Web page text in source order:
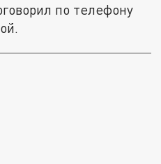
по телефону